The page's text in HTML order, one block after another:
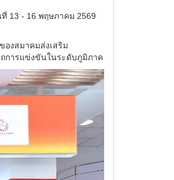
13 - 16 พฤษภาคม 2569
องสมาคมส่งเสริม
การแข่งขันในระดับภูมิภาค